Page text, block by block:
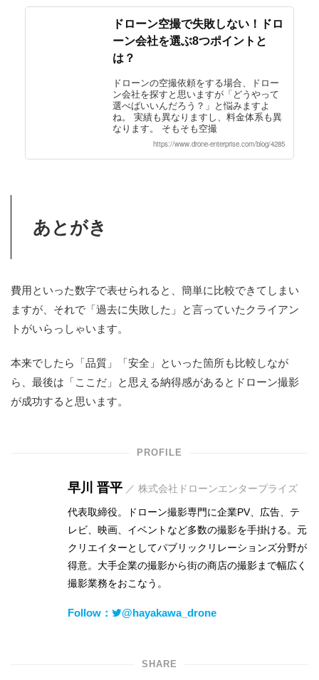
ドローン空撮で失敗しない！ドロ
ーン会社を選ぶ8つポイントと
は？
ドローンの空撮依頼をする場合、ドロー
ン会社を探すと思いますが「どうやって
選べばいいんだろう？」と悩みますよ
ね。 実績も異なりますし、料金体系も異
なります。 そもそも空撮
https://www.drone-enterprise.com/blog/4285
あとがき
費用といった数字で表せられると、簡単に比較できてしまい
ますが、それで「過去に失敗した」と言っていたクライアン
トがいらっしゃいます。
本来でしたら「品質」「安全」といった箇所も比較しなが
ら、最後は「ここだ」と思える納得感があるとドローン撮影
が成功すると思います。
PROFILE
早川 晋平 ／ 株式会社ドローンエンタープライズ
代表取締役。ドローン撮影専門に企業PV、広告、テ
レビ、映画、イベントなど多数の撮影を手掛ける。元
クリエイターとしてパブリックリレーションズ分野が
得意。大手企業の撮影から街の商店の撮影まで幅広く
撮影業務をおこなう。
Follow： @hayakawa_drone
SHARE